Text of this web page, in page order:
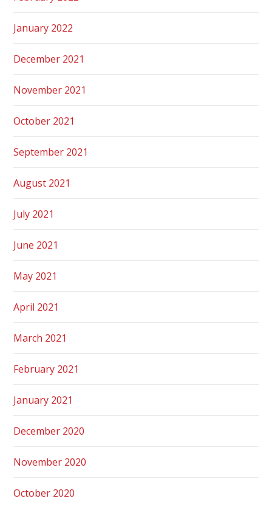
January 2022
December 2021
November 2021
October 2021
September 2021
August 2021
July 2021
June 2021
May 2021
April 2021
March 2021
February 2021
January 2021
December 2020
November 2020
October 2020